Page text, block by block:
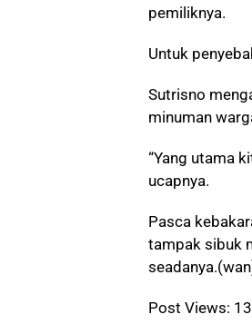
pemiliknya.
Untuk
Sutrisno
minuman
“Yang utama
ucapnya.
Pasca
tampak sibuk
Post Views: